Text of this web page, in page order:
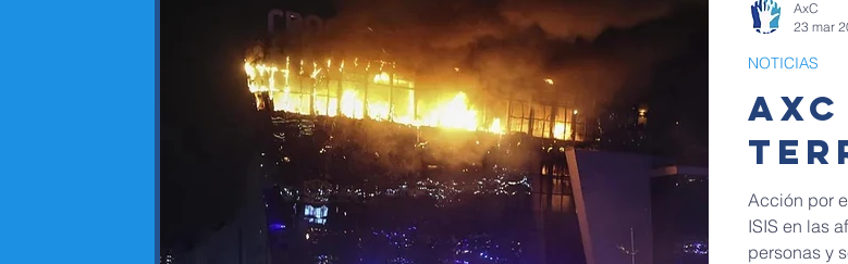
Acción por
ISIS en las
personas y
NOTICIAS
AxC
23 mar